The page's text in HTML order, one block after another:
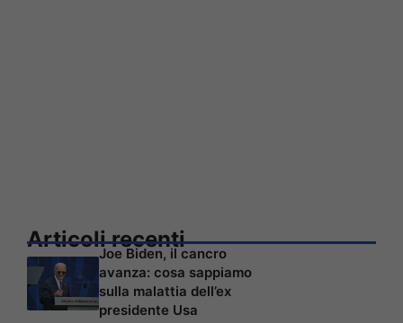
Articoli recenti
Joe Biden, il cancro
avanza: cosa sappiamo
sulla malattia dell’ex
presidente Usa